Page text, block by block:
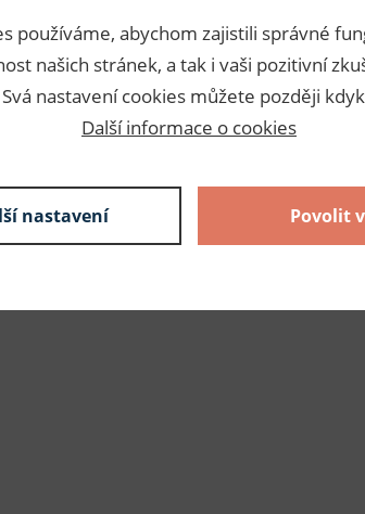
3,00 Kč s DPH / ks
150,00 Kč s DPH
3,00 Kč s DPH / ks
3,00 Kč s DPH / ks
používáme, abychom zajistili správné
našich stránek, a tak i vaši pozitivní
nastavení cookies můžete později
Další informace o cookies
nastavení Povolit